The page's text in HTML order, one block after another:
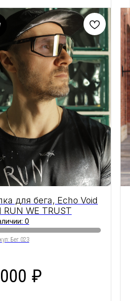
для бега, Echo Void
RUN WE TRUST
0
Бег 023
₽